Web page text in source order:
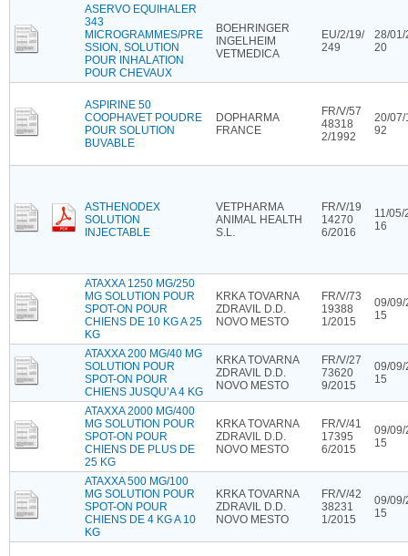
ASERVO EQUIHALER
343
MICROGRAMMES/PRE
SSION, SOLUTION
POUR INHALATION
POUR CHEVAUX
BOEHRINGER
INGELHEIM
VETMEDICA
EU/2/19/
249
28/01/
20
ASPIRINE 50
COOPHAVET POUDRE
POUR SOLUTION
BUVABLE
DOPHARMA
FRANCE
FR/V/57
48318
2/1992
20/07/
92
ASTHENODEX
SOLUTION
INJECTABLE
VETPHARMA
ANIMAL HEALTH
S.L.
FR/V/19
14270
6/2016
11/05/
16
ATAXXA 1250 MG/250
MG SOLUTION POUR
SPOT-ON POUR
CHIENS DE 10 KG A 25
KG
KRKA TOVARNA
ZDRAVIL D.D.
NOVO MESTO
FR/V/73
19388
1/2015
09/09/
15
ATAXXA 200 MG/40 MG
SOLUTION POUR
SPOT-ON POUR
CHIENS JUSQU’A 4 KG
KRKA TOVARNA
ZDRAVIL D.D.
NOVO MESTO
FR/V/27
73620
9/2015
09/09/
15
ATAXXA 2000 MG/400
MG SOLUTION POUR
SPOT-ON POUR
CHIENS DE PLUS DE
25 KG
KRKA TOVARNA
ZDRAVIL D.D.
NOVO MESTO
FR/V/41
17395
6/2015
09/09/
15
ATAXXA 500 MG/100
MG SOLUTION POUR
SPOT-ON POUR
CHIENS DE 4 KG A 10
KG
KRKA TOVARNA
ZDRAVIL D.D.
NOVO MESTO
FR/V/42
38231
1/2015
09/09/
15